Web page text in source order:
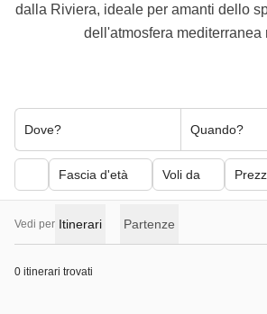
dalla Riviera, ideale per amanti dello
dell'atmosfera mediterranea
Dove? Quando?
Fascia d'età Voli da
Vedi per Itinerari Partenze
0 itinerari trovati